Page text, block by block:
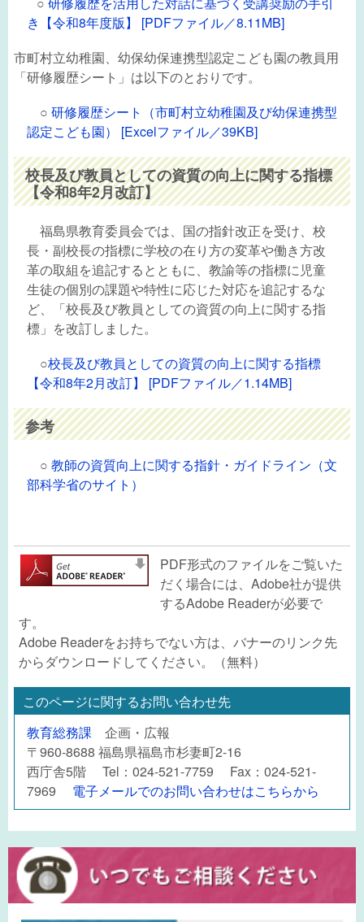
き【令和8年度版】 [PDFファイル／8.11MB]
市町村立幼稚園、幼保幼保連携型認定こども園の教員用
「研修履歴シート」は以下のとおりです。
○ 研修履歴シート（市町村立幼稚園及び幼保連携型
認定こども園） [Excelファイル／39KB]
校長及び教員としての資質の向上に関する指標
【令和8年2月改訂】
福島県教育委員会では、国の指針改正を受け、校
長・副校長の指標に学校の在り方の変革や働き方改
革の取組を追記するとともに、教諭等の指標に児童
生徒の個別の課題や特性に応じた対応を追記するな
ど、「校長及び教員としての資質の向上に関する指
標」を改訂しました。
○校長及び教員としての資質の向上に関する指標
【令和8年2月改訂】 [PDFファイル／1.14MB]
参考
○ 教師の資質向上に関する指針・ガイドライン（文
部科学省のサイト）
PDF形式のファイルをご覧いた
だく場合には、Adobe社が提供
するAdobe Readerが必要で
す。
Adobe Readerをお持ちでない方は、バナーのリンク先
からダウンロードしてください。（無料）
このページに関するお問い合わせ先
教育総務課 企画・広報
〒960-8688 福島県福島市杉妻町2-16
西庁舎5階 Tel：024-521-7759 Fax：024-521-
7969 電子メールでのお問い合わせはこちらから